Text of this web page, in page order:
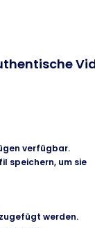
verfügbar.
speichern, um sie
werden.